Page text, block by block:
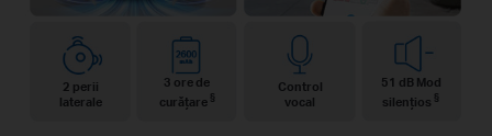
2 perii
laterale
3 ore de
curățare §
Control
vocal
51 dB Mod
silențios §